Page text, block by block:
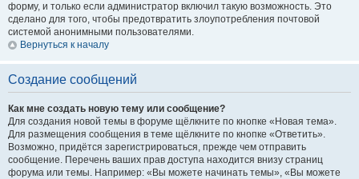
форму, и только если администратор включил такую возможность. Это
сделано для того, чтобы предотвратить злоупотребления почтовой
системой анонимными пользователями.
Вернуться к началу
Создание сообщений
Как мне создать новую тему или сообщение?
Для создания новой темы в форуме щёлкните по кнопке «Новая тема».
Для размещения сообщения в теме щёлкните по кнопке «Ответить».
Возможно, придётся зарегистрироваться, прежде чем отправить
сообщение. Перечень ваших прав доступа находится внизу страниц
форума или темы. Например: «Вы можете начинать темы», «Вы можете